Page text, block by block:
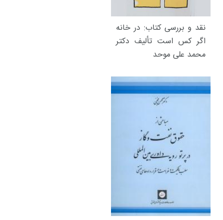
نقد و بررسی کتاب: در خانه
اگر کس است تألیف دکتر
محمد علی موحد